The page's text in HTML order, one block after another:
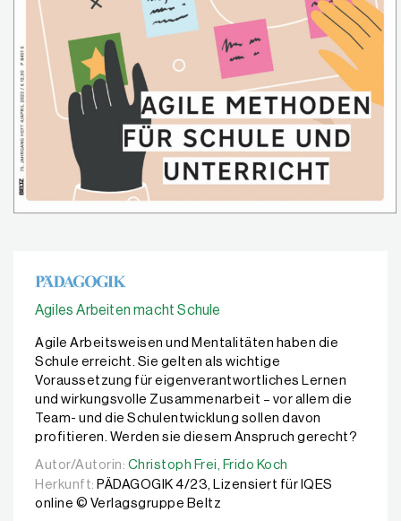
Agiles Arbeiten macht Schule
Agile Arbeitsweisen und Mentalitäten haben die
Schule erreicht. Sie gelten als wichtige
Voraussetzung für eigenverantwortliches Lernen
und wirkungsvolle Zusammenarbeit – vor allem die
Team- und die Schulentwicklung sollen davon
profitieren. Werden sie diesem Anspruch gerecht?
Autor/Autorin: Christoph Frei, Frido Koch
Autor/Autorin: Christoph Frei,
Frido Koch
Herkunft: PÄDAGOGIK 4/23, Lizensiert für IQES
online © Verlagsgruppe Beltz